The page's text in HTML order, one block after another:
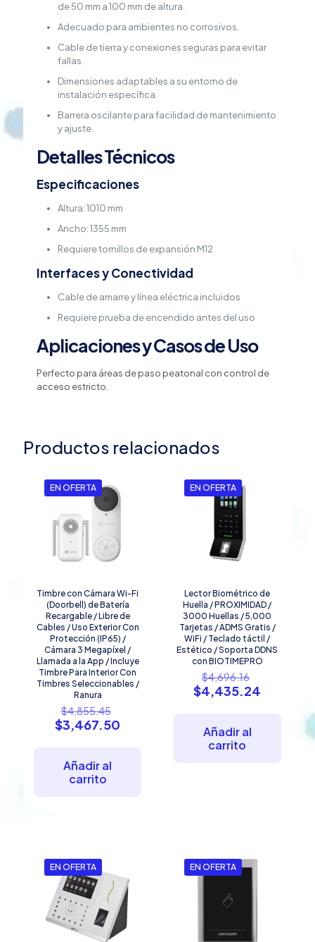
de 50 mm a 100 mm de altura.
Adecuado para ambientes no corrosivos.
Cable de tierra y conexiones seguras para evitar
fallas.
Dimensiones adaptables a su entorno de
instalación específica.
Barrera oscilante para facilidad de mantenimiento
y ajuste.
Detalles Técnicos
Especificaciones
Altura: 1010 mm
Ancho: 1355 mm
Requiere tornillos de expansión M12
Interfaces y Conectividad
Cable de amarre y línea eléctrica incluidos
Requiere prueba de encendido antes del uso
Aplicaciones y Casos de Uso
Perfecto para áreas de paso peatonal con control de
acceso estricto.
Productos relacionados
EN OFERTA
Timbre con Cámara Wi-Fi
(Doorbell) de Batería
Recargable / Libre de
Cables / Uso Exterior Con
Protección (IP65) /
Cámara 3 Megapíxel /
Llamada a la App / Incluye
Timbre Para Interior Con
Timbres Seleccionables /
Ranura
$4,855.45
precio
original
$3,467.50
Añadir al
carrito
EN OFERTA
Lector Biométrico de
Huella / PROXIMIDAD /
3000 Huellas / 5,000
Tarjetas / ADMS Gratis /
WiFi / Teclado táctil /
Estético / Soporta DDNS
con BIOTIMEPRO
$4,696.16
precio
original
$4,435.24
Añadir al
carrito
EN OFERTA EN OFERTA